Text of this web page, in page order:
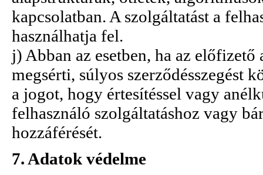
kapcsolatban. A szolgáltatást a
használhatja fel.
j) Abban az esetben, ha az
megsérti, súlyos szerződésszegést
a jogot, hogy értesítéssel vagy
felhasználó szolgáltatáshoz vagy
hozzáférését.
7. Adatok védelme